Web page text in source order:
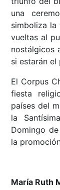
una
simboliza la
vueltas al
nostálgicos
si estarán el
El Corpus
fiesta
países del
la
Domingo
la
María Ruth